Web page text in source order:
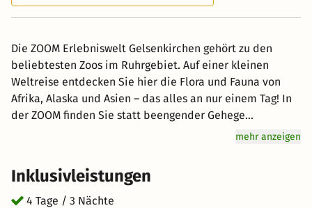
Die ZOOM Erlebniswelt Gelsenkirchen gehört zu den
beliebtesten Zoos im Ruhrgebiet. Auf einer kleinen
Weltreise entdecken Sie hier die Flora und Fauna von
Afrika, Alaska und Asien – das alles an nur einem Tag! In
der ZOOM finden Sie statt beengender Gehege
authentische Landschaften, in denen die Tiere sich
Auf über 30 Hektar sind hier Flussläufe, Seelandschaften,
weitläufige Feucht- und Grassavannen, Dschungel und
Felsmassive entstanden. Tauchen Sie ein in die Welt der
mehr anzeigen
Inklusivleistungen
4 Tage / 3 Nächte